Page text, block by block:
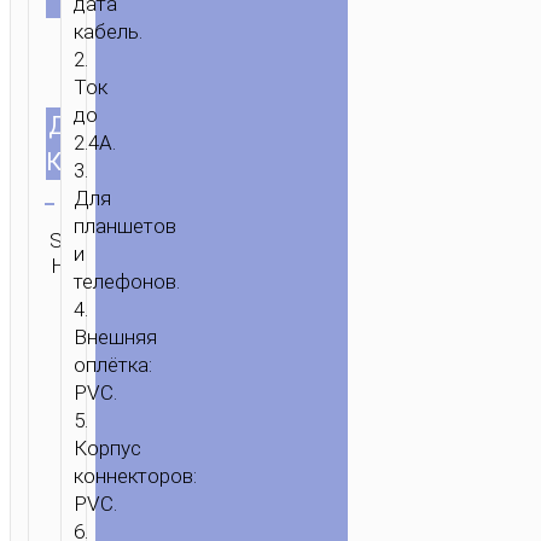
/ КАБЕЛЬ
MICRO-
“X107
FAVOR”
ДЛИНА
КАБЕЛЯ
SKU:
Н/Д
Категория:
кабель.
2.
Ток
до
2.4A.
3.
Для
планшетов
и
телефонов.
4.
Внешняя
оплётка:
PVC.
5.
Корпус
коннекторов:
PVC.
6.